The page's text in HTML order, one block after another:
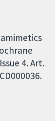
4. Art.